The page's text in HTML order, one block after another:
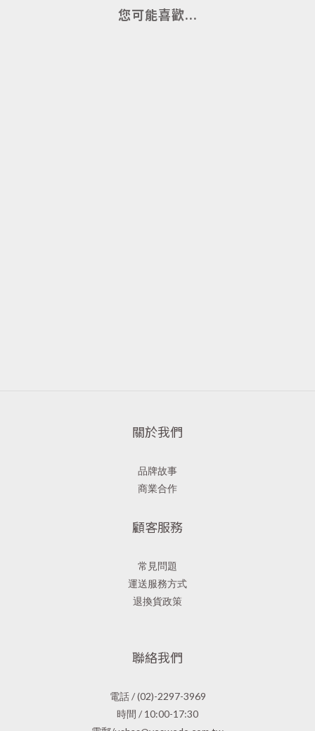
您可能喜歡...
關於我們
品牌故事
商業合作
顧客服務
常見問題
運送服務方式
退換貨政策
聯絡我們
電話 / (02)-2297-3969
時間 / 10:00-17:30